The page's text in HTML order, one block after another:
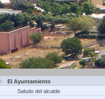
El Ayuntamiento
Saludo del alcalde